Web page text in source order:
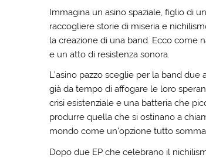
Immagina un asino spaziale, figlio di
raccogliere storie di miseria e
la creazione di una band. Ecco come
e un atto di resistenza sonora.
L’asino pazzo sceglie per la band due
già da tempo di affogare le loro
crisi esistenziale e una batteria che
produrre quella che si ostinano a
mondo come un’opzione tutto
Dopo due EP che celebrano il